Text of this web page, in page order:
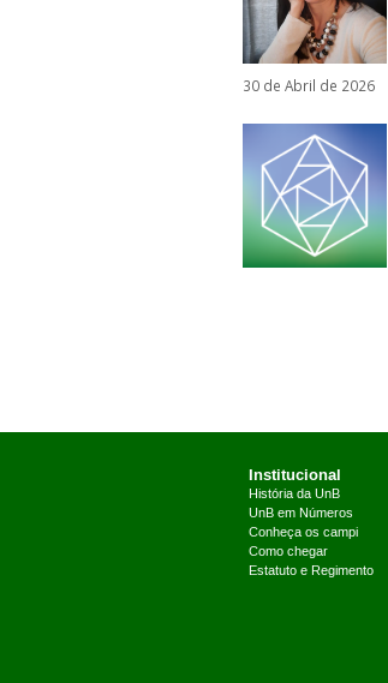
30 de Abril de 2026
Institucional
História da UnB
UnB em Números
Conheça os campi
Como chegar
Estatuto e Regimento